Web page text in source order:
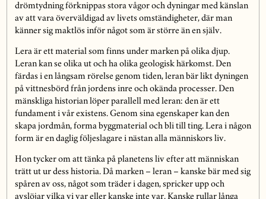
drömtydning förknippas stora vågor och dyningar med känslan
av att vara överväldigad av livets omständigheter, där man
känner sig maktlös inför något som är större än en själv.
Lera är ett material som finns under marken på olika djup.
Leran kan se olika ut och ha olika geologisk härkomst. Den
färdas i en långsam rörelse genom tiden, leran bär likt dyningen
på vittnesbörd från jordens inre och okända processer. Den
mänskliga historian löper parallell med leran: den är ett
fundament i vår existens. Genom sina egenskaper kan den
skapa jordmån, forma byggmaterial och bli till ting. Lera i någon
form är en daglig följeslagare i nästan alla människors liv.
Hon tycker om att tänka på planetens liv efter att människan
trätt ut ur dess historia. Då marken – leran – kanske bär med sig
spåren av oss, något som träder i dagen, spricker upp och
avslöjar vilka vi var eller kanske inte var. Kanske rullar långa